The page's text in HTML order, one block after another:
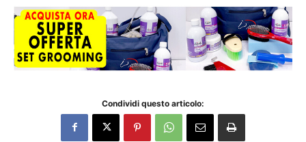
Condividi questo articolo: